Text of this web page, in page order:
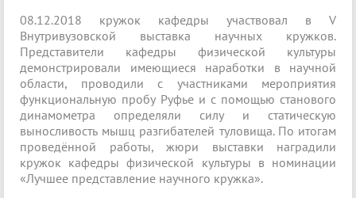
08.12.2018 кружок кафедры участвовал в V
Внутривузовской выставка научных кружков.
Представители кафедры физической культуры
демонстрировали имеющиеся наработки в научной
области, проводили с участниками мероприятия
функциональную пробу Руфье и с помощью станового
динамометра определяли силу и статическую
выносливость мышц разгибателей туловища. По итогам
проведённой работы, жюри выставки наградили
кружок кафедры физической культуры в номинации
«Лучшее представление научного кружка».